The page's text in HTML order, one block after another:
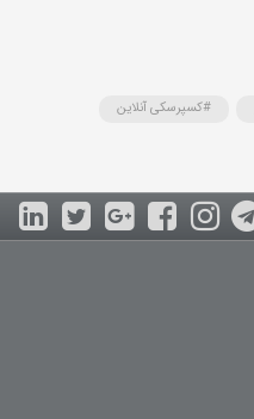
#کسپرسکی آنلاین